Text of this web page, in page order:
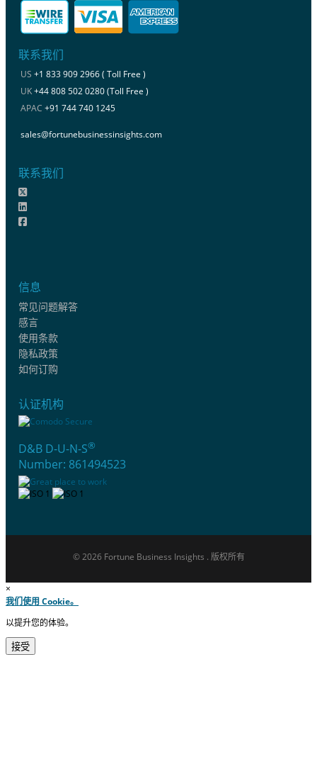
联系我们
US +1 833 909 2966 ( Toll Free )
UK+44 808 502 0280 (Toll Free )
APAC +91 744 740 1245
sales@fortunebusinessinsights.com
联系我们
信息
常见问题解答
感言
使用条款
隐私政策
如何订购
认证机构
D&B D-U-N-S®
Number: 861494523
© 2026 Fortune Business Insights . 版权所有
×
我们使用 Cookie。
以提升您的体验。
接受